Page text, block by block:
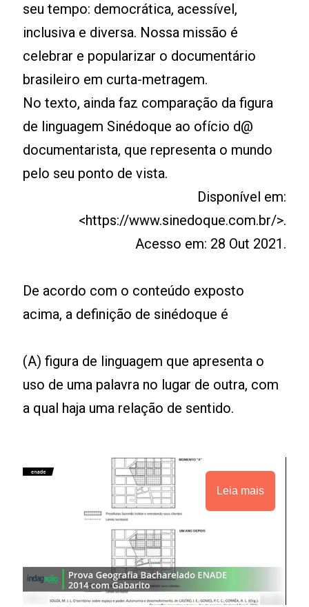
seu tempo: democrática, acessível,
inclusiva e diversa. Nossa missão é
celebrar e popularizar o documentário
brasileiro em curta-metragem.
No texto, ainda faz comparação da figura
de linguagem Sinédoque ao ofício d@
documentarista, que representa o mundo
pelo seu ponto de vista.
Disponível em:
<https://www.sinedoque.com.br/>.
Acesso em: 28 Out 2021.
De acordo com o conteúdo exposto
acima, a definição de sinédoque é
(A) figura de linguagem que apresenta o
uso de uma palavra no lugar de outra, com
a qual haja uma relação de sentido.
Leia mais